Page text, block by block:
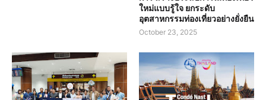
ใหม่แบบรู้ใจ ยกระดับ
อุตสาหกรรมท่องเที่ยวอย่างยั่งยืน
October 23, 2025